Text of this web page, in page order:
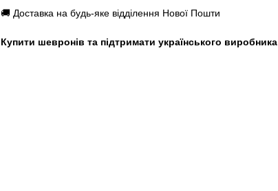
🚚 Доставка на будь-яке відділення Нової Пошти
Купити шевронів та підтримати українського виробника